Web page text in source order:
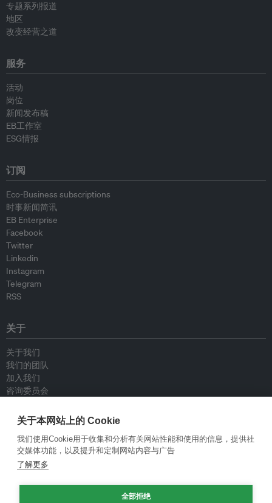
专题系列报道
地区
改变经营之道
服务
活动
岗位
新闻发布稿
EB工作室
ESG情报
订阅
Eco-Business subscriptions
时事新闻简讯
EB Enterprise
Facebook
Twitter
Linkedin
Instagram
Telegram
RSS
关于
关于我们
我们的团队
加入我们
咨询委员会
联系我们
政策
重新发布指南
专栏指南
关于本网站上的 Cookie
我们使用Cookie用于收集和分析有关网站性能和使用的信息，提供社
交媒体功能，以及提升和定制网站内容与广告
了解更多
全部拒绝